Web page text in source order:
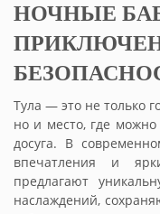
НОЧНЫЕ
Тула — это не только
но и место, где
досуга. В
впечатления и
предлагают
наслаждений,